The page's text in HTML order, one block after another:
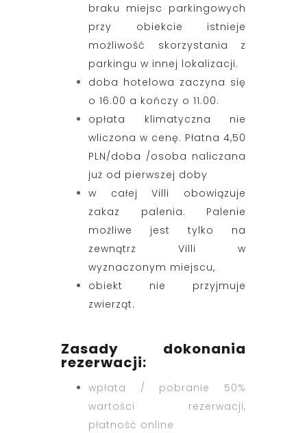
braku miejsc parkingowych
przy obiekcie istnieje
możliwość skorzystania z
parkingu w innej lokalizacji.
doba hotelowa zaczyna się
o 16.00 a kończy o 11.00.
opłata klimatyczna nie
wliczona w cenę. Płatna 4,50
PLN/doba /osoba naliczana
już od pierwszej doby
w całej Villi obowiązuje
zakaz palenia. Palenie
możliwe jest tylko na
zewnątrz Villi w
wyznaczonym miejscu,
obiekt nie przyjmuje
zwierząt.
Zasady dokonania
rezerwacji:
wpłata / pobranie 50%
wartości rezerwacji,
płatność online